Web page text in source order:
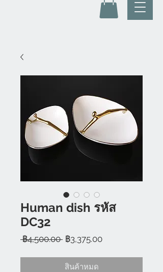
Human dish รหัส
DC32
฿4,500.00 ราคา
฿3,375.00ราคา
สินค้าหมด